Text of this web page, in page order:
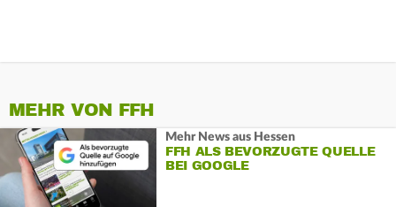
MEHR VON FFH
Mehr News aus Hessen
FFH ALS BEVORZUGTE QUELLE
BEI GOOGLE